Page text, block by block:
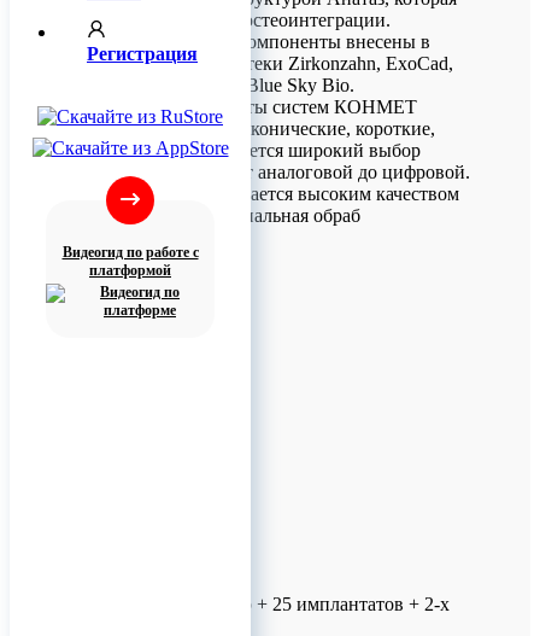
Регистрация
Видеогид по работе с
платформой
ускоряет процесс остеоинтеграции.
Ортопедические компоненты внесены в
цифровые библиотеки Zirkonzahn, ExoCad,
Planmeca, 3Shape, Blue Sky Bio.
Под все имплантаты систем КОНМЕТ
(цилиндрические, конические, короткие,
классические) имеется широкий выбор
супраструктуры от аналоговой до цифровой.
Инструмент отличается высоким качеством
исполнения, специальная обраб
Дентальный набор + 25 имплантатов + 2-х